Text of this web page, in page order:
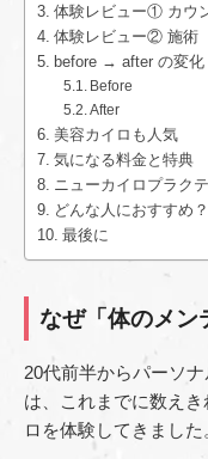
体験レビュー① カウ
体験レビュー② 施術
before → after の変化
Before
After
美容カイロも人気
気になる料金と特典
ニューカイロプラク
どんな人におすすめ？
最後に
なぜ「体のメン
20代前半からパーソ
は、これまでに数え
ロを体験してきました